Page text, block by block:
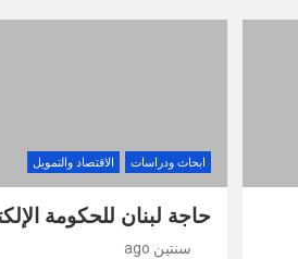
ابحاث ودراسات الاقتصاد والتمويل
حاجة لبنان للحكومة
سنتين ago